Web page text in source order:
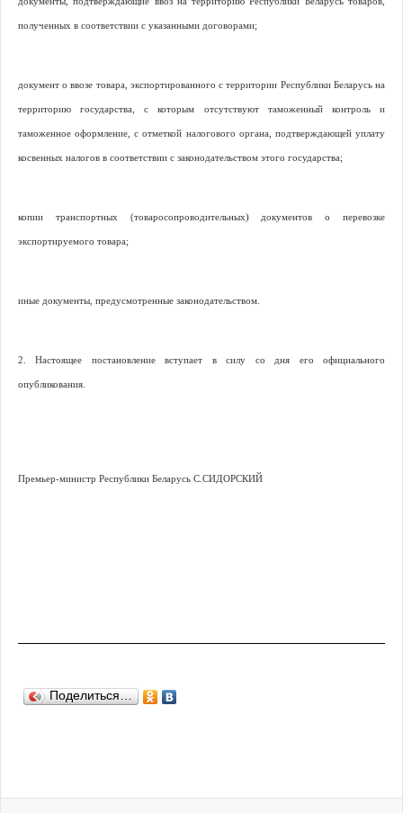
полученных в соответствии с указанными договорами;
документ о ввозе товара, экспортированного с территории Республики Беларусь на
территорию государства, с которым отсутствуют таможенный контроль и
таможенное оформление, с отметкой налогового органа, подтверждающей уплату
косвенных налогов в соответствии с законодательством этого государства;
копии транспортных (товаросопроводительных) документов о перевозке
экспортируемого товара;
иные документы, предусмотренные законодательством.
2. Настоящее постановление вступает в силу со дня его официального
опубликования.
Премьер-министр Республики Беларусь С.СИДОРСКИЙ
Поделиться…